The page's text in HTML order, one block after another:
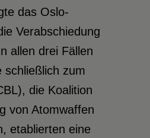
das Oslo-
Verabschiedung
allen drei Fällen
schließlich zum
die Koalition
von Atomwaffen
etablierten eine